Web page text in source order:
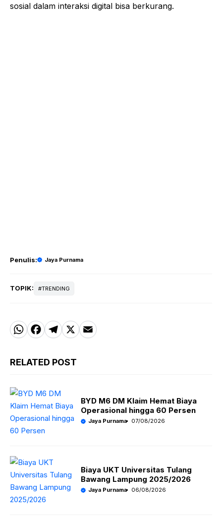
sosial dalam interaksi digital bisa berkurang.
Penulis: Jaya Purnama
TOPIK: TRENDING
W
a
s
A
p
F
c
b
o
o
T
e
r
a
m
X E
RELATED POST
BYD M6 DM Klaim Hemat Biaya
Operasional hingga 60 Persen
Jaya Purnama 07/08/2026
Biaya UKT Universitas Tulang
Bawang Lampung 2025/2026
Jaya Purnama 06/08/2026